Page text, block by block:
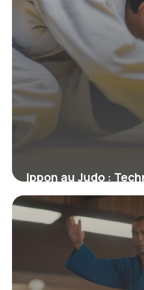
Ippon au Judo :
stratégies pour
suprême
2 mars 2026